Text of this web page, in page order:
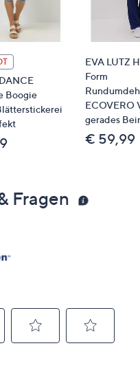
Boogie
EVA LUTZ
Form
ECOVERO
gerades
€ 59,99
Fragen